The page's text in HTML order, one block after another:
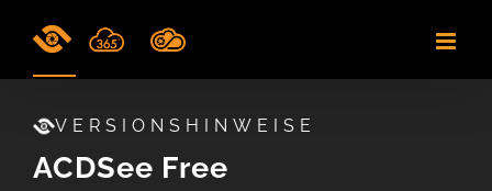
VERSIONSHINWEISE
ACDSee Free